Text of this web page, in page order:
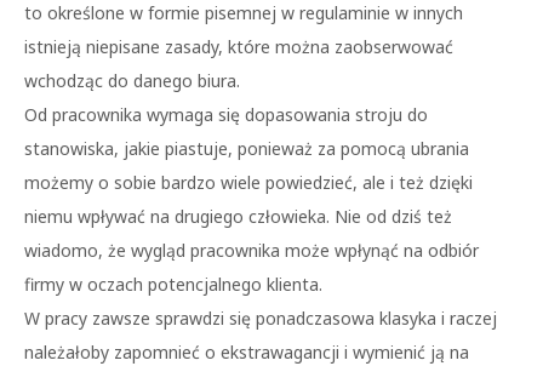
to określone w formie pisemnej w regulaminie w innych
istnieją niepisane zasady, które można zaobserwować
wchodząc do danego biura.
Od pracownika wymaga się dopasowania stroju do
stanowiska, jakie piastuje, ponieważ za pomocą ubrania
możemy o sobie bardzo wiele powiedzieć, ale i też dzięki
niemu wpływać na drugiego człowieka. Nie od dziś też
wiadomo, że wygląd pracownika może wpłynąć na odbiór
firmy w oczach potencjalnego klienta.
W pracy zawsze sprawdzi się ponadczasowa klasyka i raczej
należałoby zapomnieć o ekstrawagancji i wymienić ją na